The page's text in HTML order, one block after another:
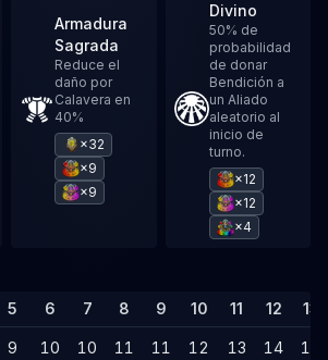
Armadura
Sagrada
Reduce el
daño por
Calavera en
40%
×32
×9
×9
Divino
50% de
probabilidad
de donar
Bendición a
un Aliado
aleatorio al
inicio de
turno.
×12
×12
×4
5 6 7 8 9 10 11 12 13
9 10 10 11 11 12 13 14 14